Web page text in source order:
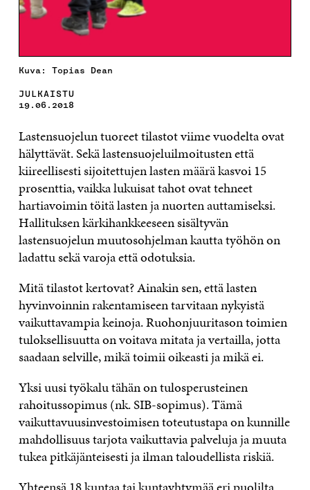
Kuva: Topias Dean
JULKAISTU
19.06.2018
Lastensuojelun tuoreet tilastot viime vuodelta ovat
hälyttävät. Sekä lastensuojeluilmoitusten että
kiireellisesti sijoitettujen lasten määrä kasvoi 15
prosenttia, vaikka lukuisat tahot ovat tehneet
hartiavoimin töitä lasten ja nuorten auttamiseksi.
Hallituksen kärkihankkeeseen sisältyvän
lastensuojelun muutosohjelman kautta työhön on
ladattu sekä varoja että odotuksia.
Mitä tilastot kertovat? Ainakin sen, että lasten
hyvinvoinnin rakentamiseen tarvitaan nykyistä
vaikuttavampia keinoja. Ruohonjuuritason toimien
tuloksellisuutta on voitava mitata ja vertailla, jotta
saadaan selville, mikä toimii oikeasti ja mikä ei.
Yksi uusi työkalu tähän on tulosperusteinen
rahoitussopimus (nk. SIB-sopimus). Tämä
vaikuttavuusinvestoimisen toteutustapa on kunnille
mahdollisuus tarjota vaikuttavia palveluja ja muuta
tukea pitkäjänteisesti ja ilman taloudellista riskiä.